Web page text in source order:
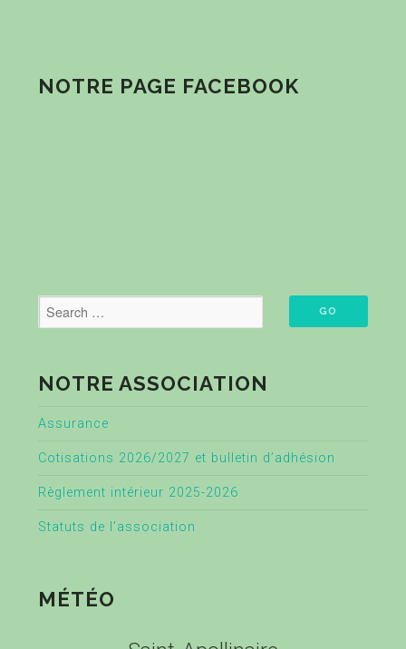
NOTRE PAGE FACEBOOK
NOTRE ASSOCIATION
Assurance
Cotisations 2026/2027 et bulletin d’adhésion
Règlement intérieur 2025-2026
Statuts de l’association
MÉTÉO